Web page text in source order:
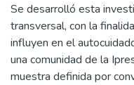
Se desarrolló esta
transversal, con la
influyen en el
una comunidad de la
muestra definida por